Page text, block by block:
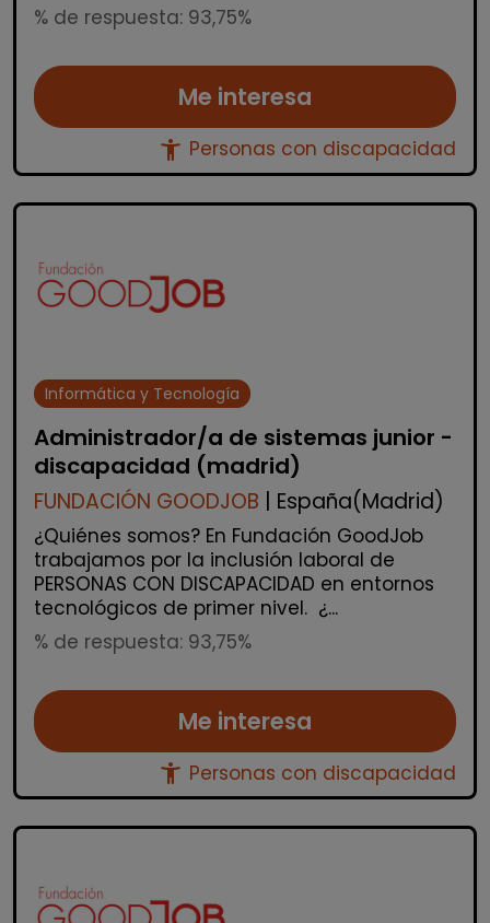
% de respuesta: 93,75%
Me interesa
accessibility_new Personas con discapacidad
Informática y Tecnología
Administrador/a de sistemas junior -
discapacidad (madrid)
FUNDACIÓN GOODJOB | España(Madrid)
¿Quiénes somos? En Fundación GoodJob
trabajamos por la inclusión laboral de
PERSONAS CON DISCAPACIDAD en entornos
tecnológicos de primer nivel. ¿...
% de respuesta: 93,75%
Me interesa
accessibility_new Personas con discapacidad